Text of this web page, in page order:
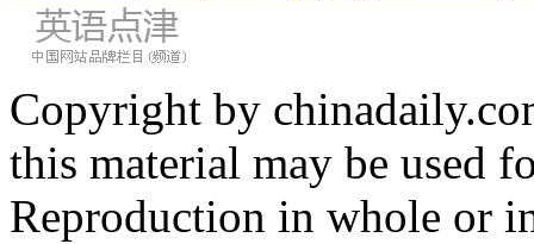
Copyright by
this material may be used
Reproduction in whole or